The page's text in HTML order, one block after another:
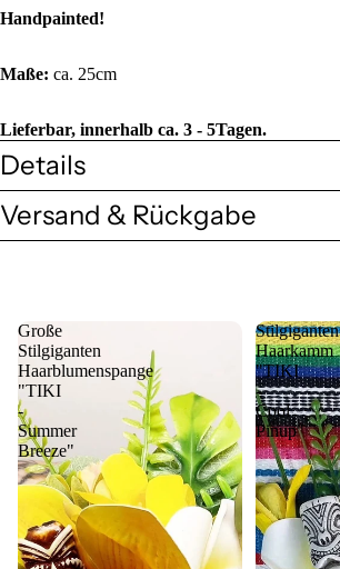
Handpainted!
Maße: ca. 25cm
Lieferbar, innerhalb ca. 3 - 5Tagen.
Details
Versand & Rückgabe
Große
Stilgiganten
Haarblumenspange
"TIKI
-
Summer
Breeze"
Stilgiganten
Haarkamm
"TIKI
-
Cool
Pinup"